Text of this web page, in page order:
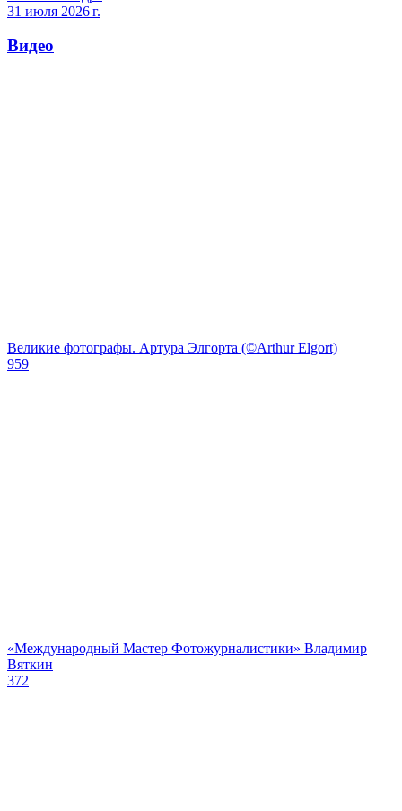
31 июля 2026 г.
Видео
Великие фотографы. Артура Элгорта (©Arthur Elgort)
959
«Международный Мастер Фотожурналистики» Владимир
Вяткин
372